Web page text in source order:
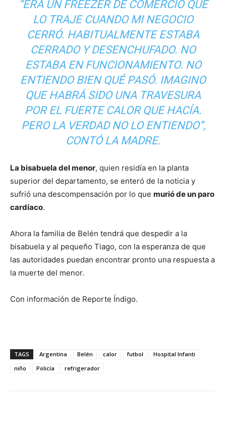
“ERA UN FREEZER DE COMERCIO QUE
LO TRAJE CUANDO MI NEGOCIO
CERRÓ. HABITUALMENTE ESTABA
CERRADO Y DESENCHUFADO. NO
ESTABA EN FUNCIONAMIENTO. NO
ENTIENDO BIEN QUÉ PASÓ. IMAGINO
QUE HABRÁ SIDO UNA TRAVESURA
POR EL FUERTE CALOR QUE HACÍA.
PERO LA VERDAD NO LO ENTIENDO”,
CONTÓ LA MADRE.
La bisabuela del menor, quien residía en la planta
superior del departamento, se enteró de la noticia y
sufrió una descompensación por lo que murió de un paro
cardíaco.
Ahora la familia de Belén tendrá que despedir a la
bisabuela y al pequeño Tiago, con la esperanza de que
las autoridades puedan encontrar pronto una respuesta a
la muerte del menor.
Con información de Reporte Índigo.
TAGS Argentina Belén calor futbol
Hospital Infanti
niño
Policía refrigerador